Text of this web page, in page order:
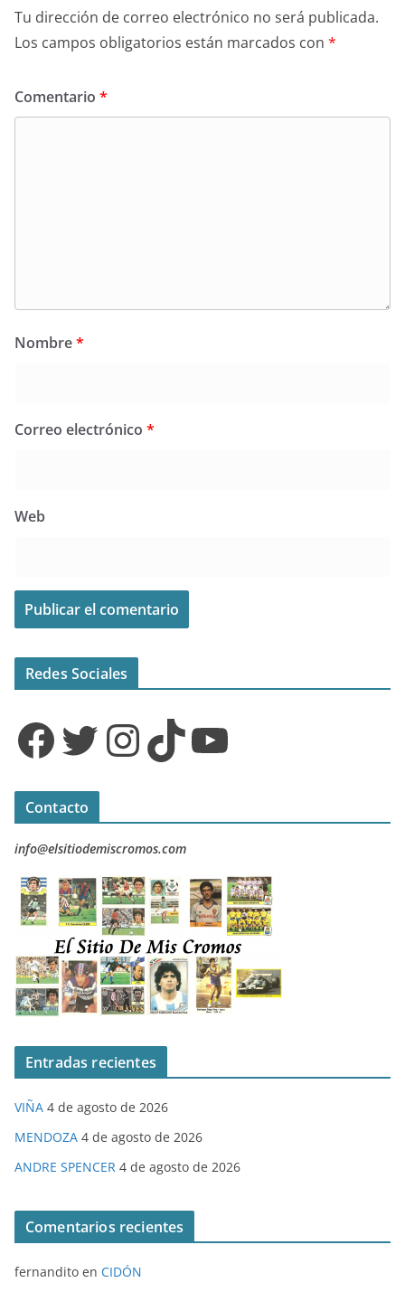
Tu dirección de correo electrónico no será publicada.
Los campos obligatorios están marcados con *
Comentario *
Nombre*
Correo electrónico *
Web
Redes Sociales
Facebook Twitter InstagramTikTok YouTube
Contacto
info@elsitiodemiscromos.com
Entradas recientes
VIÑA 4 de agosto de 2026
MENDOZA 4 de agosto de 2026
ANDRE SPENCER 4 de agosto de 2026
Comentarios recientes
fernandito en CIDÓN